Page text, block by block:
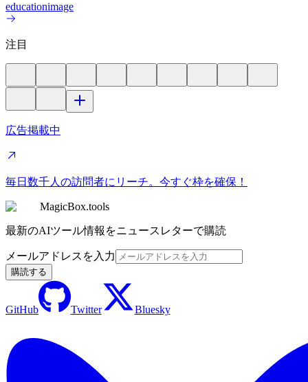
educationimage
注目
広告掲載中
毎日数千人の訪問者にリーチ。今すぐ枠を確保！
MagicBox.tools
最新のAIツール情報をニュースレターで購読
メールアドレスを入力
購読する
GitHub Twitter Bluesky